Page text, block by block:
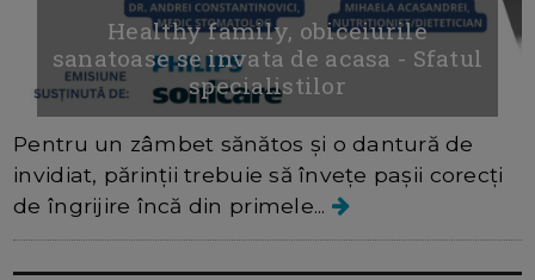
Healthy family, obiceiurile
sanatoase se invata de acasa - Sfatul
specialistilor
Pentru un zâmbet sănătos și o dantură de
invidiat, părinții trebuie să învețe pașii corecți
de îngrijire încă din primele...